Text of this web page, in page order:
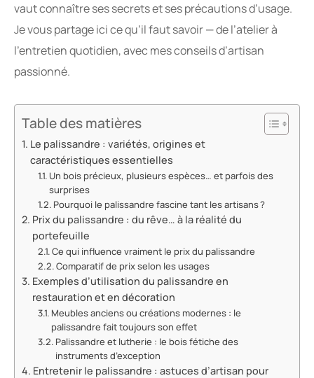
vaut connaître ses secrets et ses précautions d’usage.
Je vous partage ici ce qu’il faut savoir — de l’atelier à
l’entretien quotidien, avec mes conseils d’artisan
passionné.
Table des matières
Le palissandre : variétés, origines et
caractéristiques essentielles
Un bois précieux, plusieurs espèces… et parfois des
surprises
Pourquoi le palissandre fascine tant les artisans ?
Prix du palissandre : du rêve… à la réalité du
portefeuille
Ce qui influence vraiment le prix du palissandre
Comparatif de prix selon les usages
Exemples d’utilisation du palissandre en
restauration et en décoration
Meubles anciens ou créations modernes : le
palissandre fait toujours son effet
Palissandre et lutherie : le bois fétiche des
instruments d’exception
Entretenir le palissandre : astuces d’artisan pour